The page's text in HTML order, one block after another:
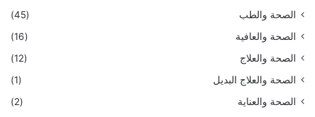
الصحة والطب
(45)
الصحة والعافية
(16)
الصحة والعلاج
(12)
الصحة والعلاج البديل
(1)
الصحة والعناية
(2)